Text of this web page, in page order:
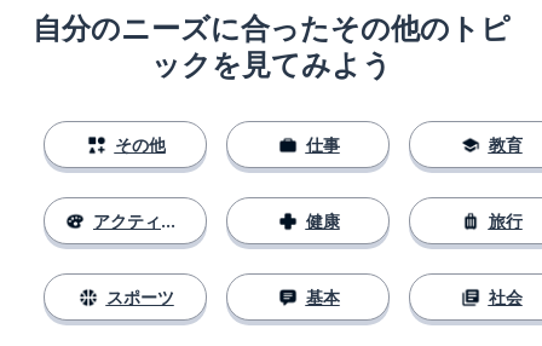
自分のニーズに合ったその他のトピ
ックを見てみよう
その他
アクティビティ
スポーツ
仕事
健康
基本
教育
旅行
社会